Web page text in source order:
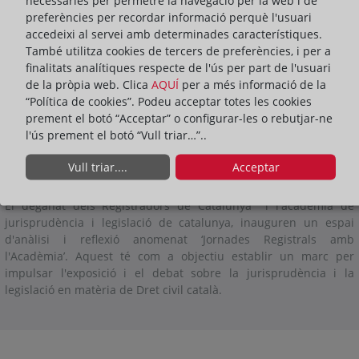
DEL DEGANAT
El deganat dels Registradors de Catalunya i l'acadèmia de
jurisprudència i legislació de catalunya, inauguren un espai
d'anàlisi i reflexió anomenat ‘Jornades Registrals amb
l'Acadèmia’. Aquest té com a objectiu establir un marc per
impulsar l'exposició i el debat sobre la jurisprudència i la
legislació en matèria de Dret civil català.
preferències per recordar informació perquè l'usuari
accedeixi al servei amb determinades característiques.
També utilitza cookies de tercers de preferències, i per a
finalitats analítiques respecte de l'ús per part de l'usuari
de la pròpia web. Clica AQUÍ per a més informació de la
“Política de cookies”. Podeu acceptar totes les cookies
prement el botó “Acceptar” o configurar-les o rebutjar-ne
l'ús prement el botó “Vull triar…”..
Vull triar.... Acceptar